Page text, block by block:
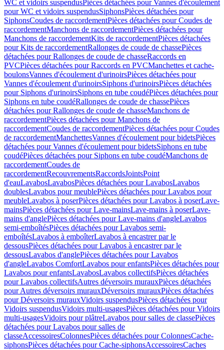
WC et vidoirs suspendusPièces détachées pour Vannes d'écoulement
pour WC et vidoirs suspendusSiphonsPièces détachées pour
SiphonsCoudes de raccordementPièces détachées pour Coudes de
raccordementManchons de raccordementPièces détachées pour
Manchons de raccordementKits de raccordementPièces détachées
pour Kits de raccordementRallonges de coude de chassePièces
détachées pour Rallonges de coude de chasseRaccords en
PVCPièces détachées pour Raccords en PVCManchettes et cache-
boulonsVannes d'écoulement d'urinoirsPièces détachées pour
Vannes d'écoulement d'urinoirsSiphons d'urinoirsPièces détachées
pour Siphons d'urinoirsSiphons en tube coudéPièces détachées pour
Siphons en tube coudéRallonges de coude de chassePièces
détachées pour Rallonges de coude de chasseManchons de
raccordementPièces détachées pour Manchons de
raccordementCoudes de raccordementPièces détachées pour Coudes
de raccordementManchettesVannes d'écoulement pour bidetsPièces
détachées pour Vannes d'écoulement pour bidetsSiphons en tube
coudéPièces détachées pour Siphons en tube coudéManchons de
raccordementCoudes de
raccordementRecouvrementsRaccordsJointsPoint
d'eauLavabosLavabosPièces détachées pour LavabosLavabos
doublesLavabos pour meublePièces détachées pour Lavabos pour
meubleLavabos à poserPièces détachées pour Lavabos à poserLave-
mainsPièces détachées pour Lave-mainsLave-mains à poserLave-
mains d'anglePièces détachées pour Lave-mains d'angleLavabos
semi-emboîtésPièces détachées pour Lavabos semi-
emboîtésLavabos à emboîterLavabos à encastrer par le
dessousPièces détachées pour Lavabos à encastrer par le
dessousLavabos d'anglePièces détachées pour Lavabos
d'angleLavabos ComfortLavabos pour enfantsPièces détachées pour
Lavabos pour enfantsLavabosLavabos collectifsPièces détachées
pour Lavabos collectifsAutres déversoirs murauxPièces détachées
pour Autres déversoirs murauxDéversoirs murauxPièces détachées
pour Déversoirs murauxVidoirs suspendusPièces détachées pour
Vidoirs suspendusVidoirs multi-usagesPièces détachées pour Vidoirs
multi-usagesVidoirs pour plâtreLavabos pour salles de classePièces
détachées pour Lavabos pour salles de
classeAccessoiresColonnesPièces détachées pour ColonnesCache-
siphonsPièces détachées pour Cache-siphonsAccessoiresCaches